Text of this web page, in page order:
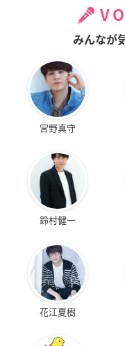
みんなが
宮野真守
鈴村健一
花江夏樹